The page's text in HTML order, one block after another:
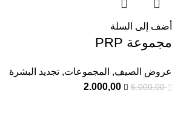
أضف إلى السلة
مجموعة PRP
عروض الصيف, المجموعات, تجديد البشرة
6.000,00
2.000,00